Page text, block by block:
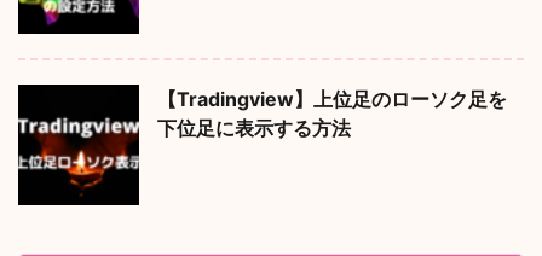
【Tradingview】上位足のローソク足を
下位足に表示する方法